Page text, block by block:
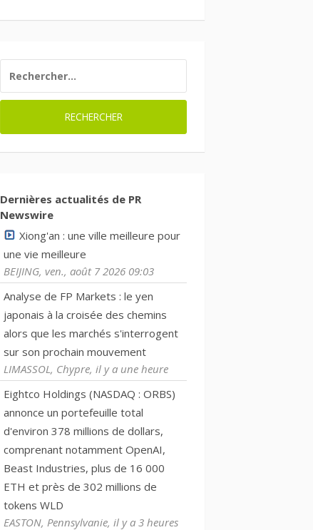
Dernières actualités de PR
Newswire
Xiong'an : une ville meilleure pour
une vie meilleure
BEIJING, ven., août 7 2026 09:03
Analyse de FP Markets : le yen
japonais à la croisée des chemins
alors que les marchés s'interrogent
sur son prochain mouvement
LIMASSOL, Chypre, il y a une heure
Eightco Holdings (NASDAQ : ORBS)
annonce un portefeuille total
d'environ 378 millions de dollars,
comprenant notamment OpenAI,
Beast Industries, plus de 16 000
ETH et près de 302 millions de
tokens WLD
EASTON, Pennsylvanie, il y a 3 heures